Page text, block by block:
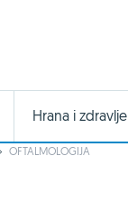
Hrana i zdravlje
OFTALMOLOGIJA